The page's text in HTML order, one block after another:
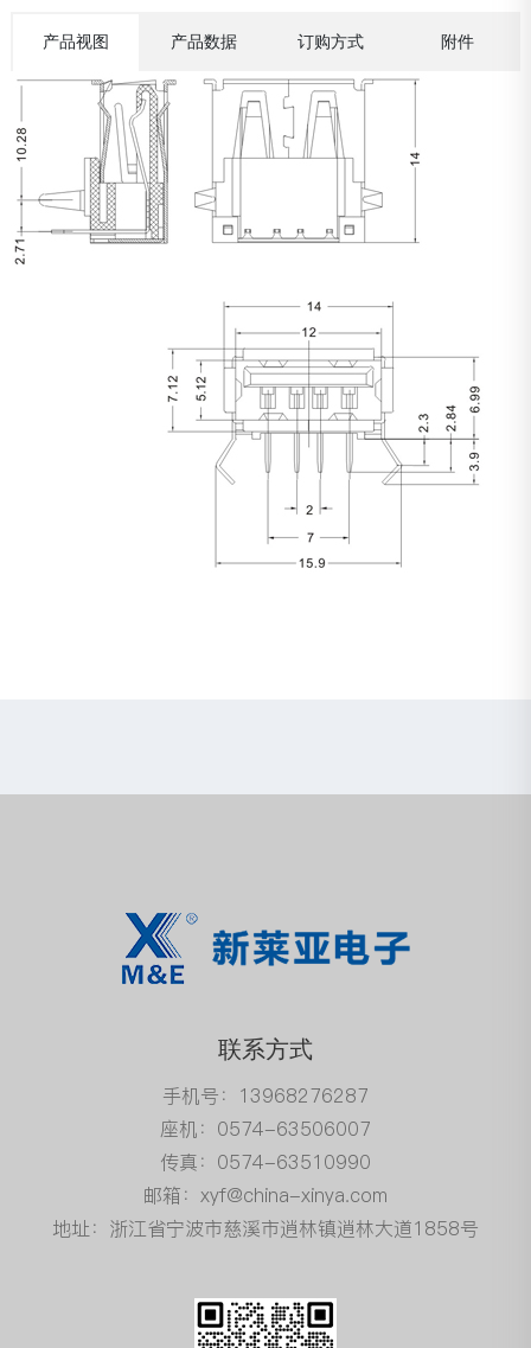
产品视图 产品数据 订购方式 附件
联系方式
手机号：13968276287
座机：0574-63506007
传真：0574-63510990
邮箱：xyf@china-xinya.com
地址：浙江省宁波市慈溪市逍林镇逍林大道1858号